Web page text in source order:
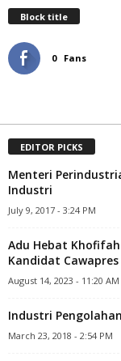
Block title
0 Fans
EDITOR PICKS
Menteri
Industri
July 9, 2017 - 3:24 PM
Adu Hebat Khofifah
Kandidat Cawapres
August 14, 2023 - 11:20 AM
Industri
March 23, 2018 - 2:54 PM